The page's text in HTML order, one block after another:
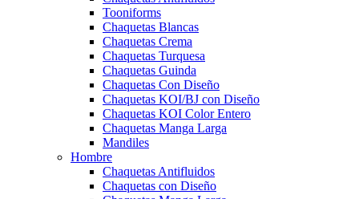
Tooniforms
Chaquetas Blancas
Chaquetas Crema
Chaquetas Turquesa
Chaquetas Guinda
Chaquetas Con Diseño
Chaquetas KOI/BJ con Diseño
Chaquetas KOI Color Entero
Chaquetas Manga Larga
Mandiles
Hombre
Chaquetas Antifluidos
Chaquetas con Diseño